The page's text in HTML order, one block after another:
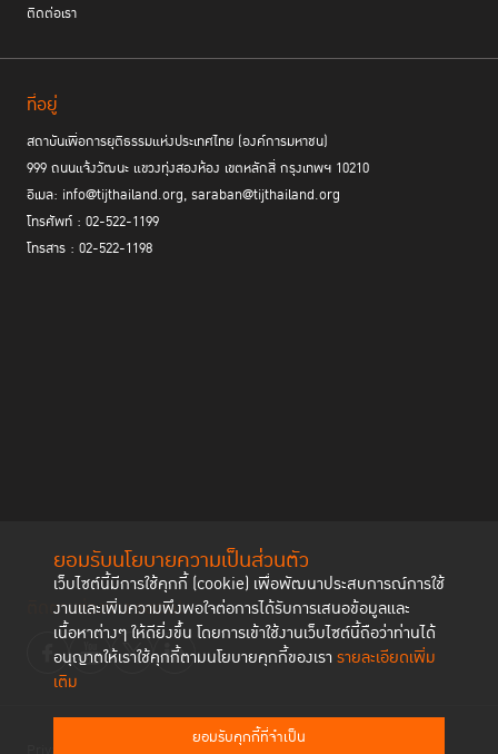
ยอมรับนโยบายความเป็นส่วนตัว
เว็บไซต์นี้มีการใช้คุกกี้ (cookie) เพื่อพัฒนาประสบการณ์การใช้
งานและเพิ่มความพึงพอใจต่อการได้รับการเสนอข้อมูลและ
เนื้อหาต่างๆ ให้ดียิ่งขึ้น โดยการเข้าใช้งานเว็บไซต์นี้ถือว่าท่านได้
อนุญาตให้เราใช้คุกกี้ตามนโยบายคุกกี้ของเรา รายละเอียดเพิ่ม
เติม
ยอมรับคุกกี้ที่จำเป็น
ติดต่อเรา
ที่อยู่
สถาบันเพื่อการยุติธรรมแห่งประเทศไทย (องค์การมหาชน)
999 ถนนแจ้งวัฒนะ แขวงทุ่งสองห้อง เขตหลักสี่ กรุงเทพฯ 10210
อีเมล: info@tijthailand.org, saraban@tijthailand.org
โทรศัพท์ : 02-522-1199
โทรสาร : 02-522-1198
ติดตามช่องทาง social